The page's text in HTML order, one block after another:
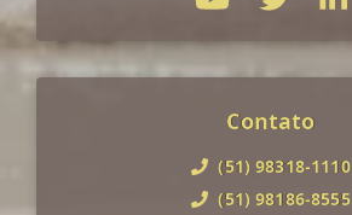
Contato
(51) 98318-1110
(51) 98186-8555